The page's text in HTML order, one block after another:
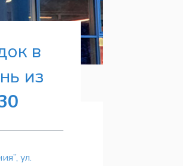
в
из
ул.